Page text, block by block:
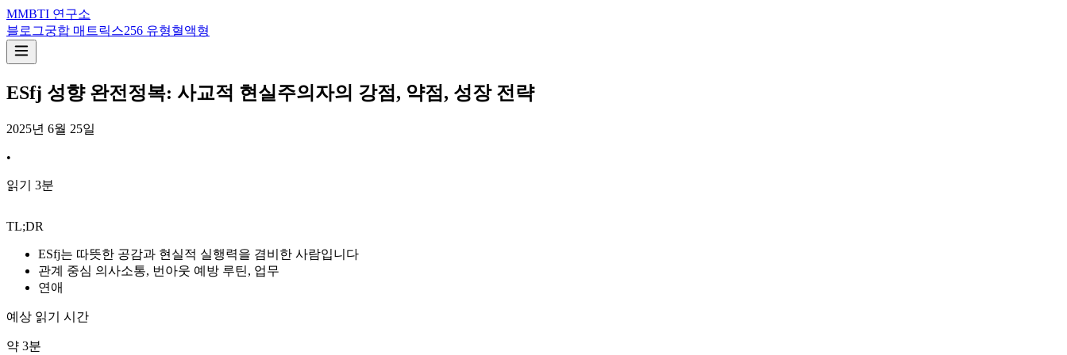
MMBTI 연구소
블로그궁합 매트릭스256 유형혈액형
ESfj 성향 완전정복: 사교적 현실주의자의 강점, 약점, 성장 전략
2025년 6월 25일
•
읽기 3분
TL;DR
ESfj는 따뜻한 공감과 현실적 실행력을 겸비한 사람입니다
관계 중심 의사소통, 번아웃 예방 루틴, 업무
연애
예상 읽기 시간
약 3분